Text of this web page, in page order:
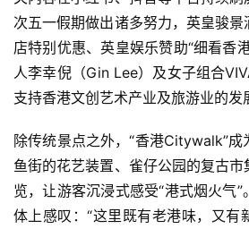
次五一假期做出诸多努力，英皇骏
店特别优惠、英皇娱乐赞助“细看香
人李幸倪（Gin Lee）及女子组合
支持香港文创艺术产业及旅游业的发
除传统景点之外，“香港Citywalk”
鱼街的花艺装置、雀仔公园的复古
览，让游客沉浸式感受“港式烟火气
体上感叹：“这里既有老港味，又有